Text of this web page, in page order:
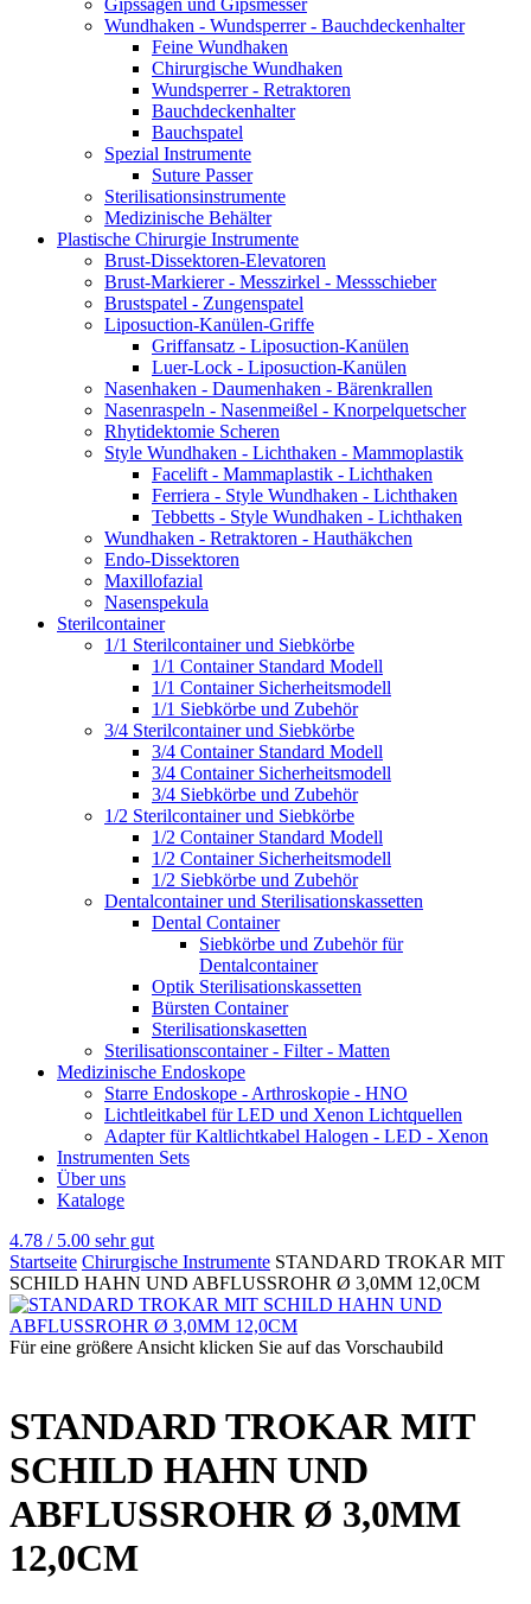
Gipssägen und Gipsmesser
Wundhaken - Wundsperrer - Bauchdeckenhalter
Feine Wundhaken
Chirurgische Wundhaken
Wundsperrer - Retraktoren
Bauchdeckenhalter
Bauchspatel
Spezial Instrumente
Suture Passer
Sterilisationsinstrumente
Medizinische Behälter
Plastische Chirurgie Instrumente
Brust-Dissektoren-Elevatoren
Brust-Markierer - Messzirkel - Messschieber
Brustspatel - Zungenspatel
Liposuction-Kanülen-Griffe
Griffansatz - Liposuction-Kanülen
Luer-Lock - Liposuction-Kanülen
Nasenhaken - Daumenhaken - Bärenkrallen
Nasenraspeln - Nasenmeißel - Knorpelquetscher
Rhytidektomie Scheren
Style Wundhaken - Lichthaken - Mammoplastik
Facelift - Mammaplastik - Lichthaken
Ferriera - Style Wundhaken - Lichthaken
Tebbetts - Style Wundhaken - Lichthaken
Wundhaken - Retraktoren - Hauthäkchen
Endo-Dissektoren
Maxillofazial
Nasenspekula
Sterilcontainer
1/1 Sterilcontainer und Siebkörbe
1/1 Container Standard Modell
1/1 Container Sicherheitsmodell
1/1 Siebkörbe und Zubehör
3/4 Sterilcontainer und Siebkörbe
3/4 Container Standard Modell
3/4 Container Sicherheitsmodell
3/4 Siebkörbe und Zubehör
1/2 Sterilcontainer und Siebkörbe
1/2 Container Standard Modell
1/2 Container Sicherheitsmodell
1/2 Siebkörbe und Zubehör
Dentalcontainer und Sterilisationskassetten
Dental Container
Siebkörbe und Zubehör für
Dentalcontainer
Optik Sterilisationskassetten
Bürsten Container
Sterilisationskasetten
Sterilisationscontainer - Filter - Matten
Medizinische Endoskope
Starre Endoskope - Arthroskopie - HNO
Lichtleitkabel für LED und Xenon Lichtquellen
Adapter für Kaltlichtkabel Halogen - LED - Xenon
Instrumenten Sets
Über uns
Kataloge
4.78 / 5.00 sehr gut
Startseite Chirurgische Instrumente STANDARD TROKAR MIT
SCHILD HAHN UND ABFLUSSROHR Ø 3,0MM 12,0CM
Für eine größere Ansicht klicken Sie auf das Vorschaubild
STANDARD TROKAR MIT
SCHILD HAHN UND
ABFLUSSROHR Ø 3,0MM
12,0CM